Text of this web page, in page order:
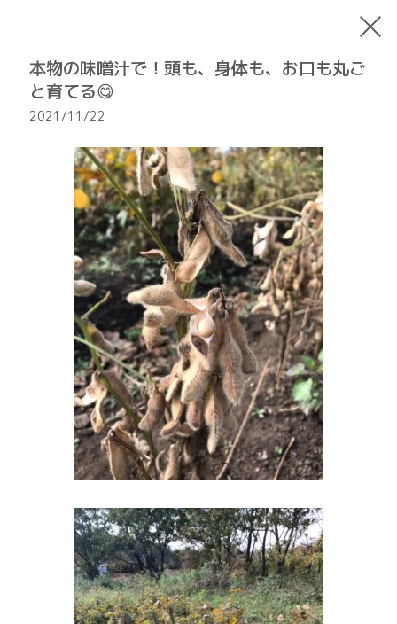
本物の味噌汁で！頭も、身体も、お口も丸ご
と育てる😋
2021/11/22